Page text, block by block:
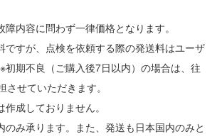
内容に問わず一律価格となります。
ですが、点検を依頼する際の発送料はユーザ
初期不良（ご購入後7日以内）の場合は、往
せていただきます。
成しておりません。
のみ承ります。また、発送も日本国内のみと